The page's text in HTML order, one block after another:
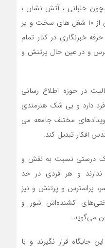
خلبانی ، آتش نشان ،
افسر پلیس ، سرباز ارتش ، یکی از 10 شغل های سخت و پر
خبرنگاری در کنار تمام
و در عین حال پرتنش و
در حوزه اطلاع رسانی
دارد و بی شک هنرمندی
مختلف جامعه می
افکار تبدیل کند.
درستی نسبت به نقش و
ندارند و هر فردی در حد
پراسترس و پرتنش و نیز
کشنده‌اش شور و
می‌گوید.
جایگاه قرار نگیرند و با